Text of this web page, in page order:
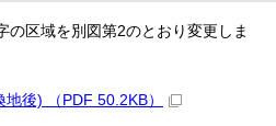
の区域を別図第2のとおり変更しま
後) （PDF 50.2KB）